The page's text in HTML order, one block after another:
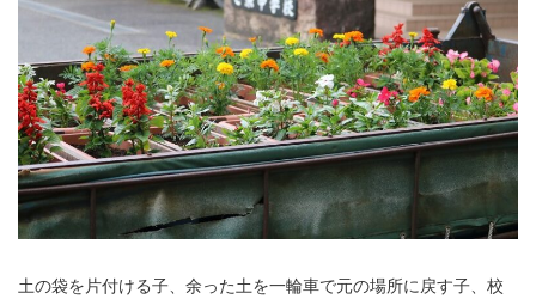
土の袋を片付ける子、余った土を一輪車で元の場所に戻す子、校